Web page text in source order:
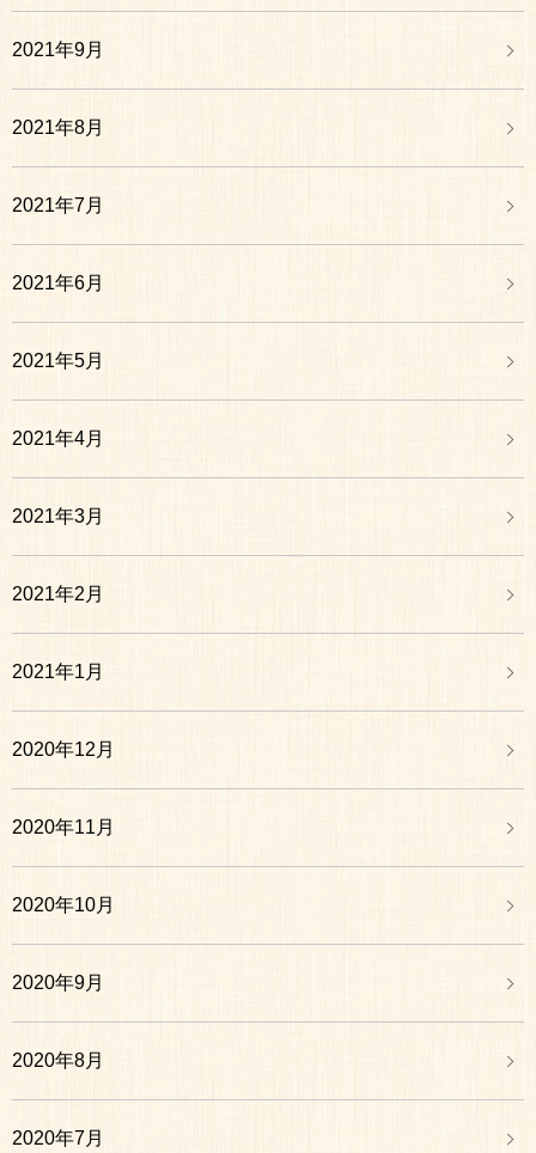
2021年9月
2021年8月
2021年7月
2021年6月
2021年5月
2021年4月
2021年3月
2021年2月
2021年1月
2020年12月
2020年11月
2020年10月
2020年9月
2020年8月
2020年7月